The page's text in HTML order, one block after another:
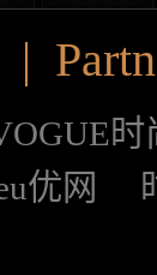
时
优网